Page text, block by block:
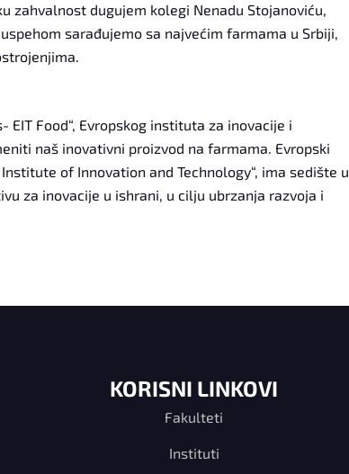
zahvalnost dugujem kolegi Nenadu Stojanoviću,
sarađujemo sa najvećim farmama u Srbiji,
EIT Food“, Evropskog instituta za inovacije i
naš inovativni proizvod na farmama. Evropski
of Innovation and Technology“, ima sedište u
za inovacije u ishrani, u cilju ubrzanja razvoja i
KORISNI LINKOVI
Fakulteti
Instituti